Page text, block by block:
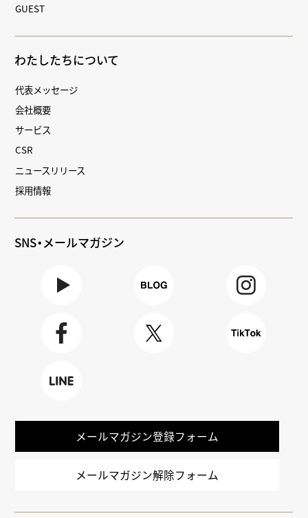
GUEST
わたしたちについて
代表メッセージ
会社概要
サービス
CSR
ニュースリリース
採用情報
SNS・メールマガジン
メールマガジン登録フォーム
メールマガジン解除フォーム